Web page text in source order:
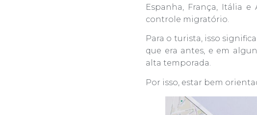
Espanha, França, Itália
controle migratório.
Para o turista, isso
que era antes, e em
alta temporada.
Por isso, estar bem